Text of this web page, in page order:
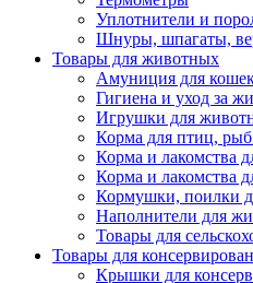
Уплотнители и
Шнуры, шпагаты,
Товары для животных
Амуниция для
Гигиена и уход за
Игрушки для
Корма для птиц,
Корма и лакомства
Корма и лакомства
Кормушки, поилки
Наполнители для
Товары для
Товары для
Крышки для